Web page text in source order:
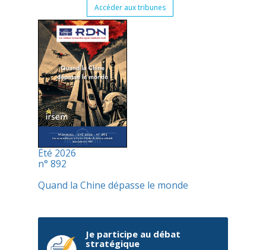
Accéder aux tribunes
Été 2026
n° 892
Quand la Chine dépasse le monde
Je participe au débat
stratégique